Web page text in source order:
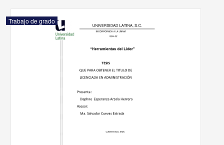
Trabajo de grado